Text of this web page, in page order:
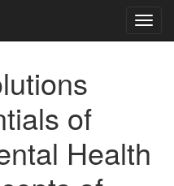
of
Health